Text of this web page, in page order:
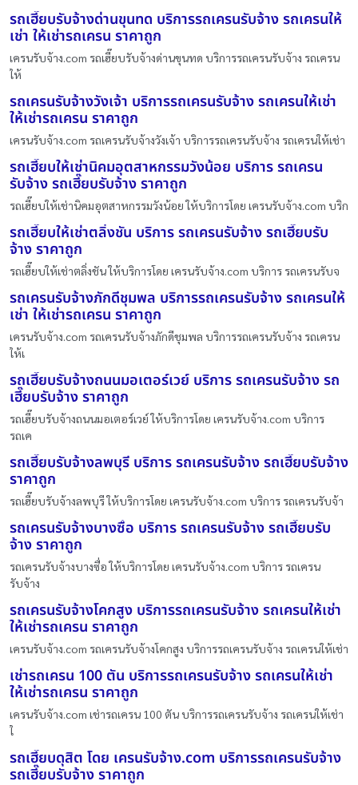
รถเฮี๊ยบรับจ้างด่านขุนทด บริการรถเครนรับจ้าง รถเครนให้
เช่า ให้เช่ารถเครน ราคาถูก
เครนรับจ้าง.com รถเฮี๊ยบรับจ้างด่านขุนทด บริการรถเครนรับจ้าง รถเครน
ให้
รถเครนรับจ้างวังเจ้า บริการรถเครนรับจ้าง รถเครนให้เช่า
ให้เช่ารถเครน ราคาถูก
เครนรับจ้าง.com รถเครนรับจ้างวังเจ้า บริการรถเครนรับจ้าง รถเครนให้เช่า
รถเฮี๊ยบให้เช่านิคมอุตสาหกรรมวังน้อย บริการ รถเครน
รับจ้าง รถเฮี๊ยบรับจ้าง ราคาถูก
รถเฮี๊ยบให้เช่านิคมอุตสาหกรรมวังน้อย ให้บริการโดย เครนรับจ้าง.com บริก
รถเฮี๊ยบให้เช่าตลิ่งชัน บริการ รถเครนรับจ้าง รถเฮี๊ยบรับ
จ้าง ราคาถูก
รถเฮี๊ยบให้เช่าตลิ่งชัน ให้บริการโดย เครนรับจ้าง.com บริการ รถเครนรับจ
รถเครนรับจ้างภักดีชุมพล บริการรถเครนรับจ้าง รถเครนให้
เช่า ให้เช่ารถเครน ราคาถูก
เครนรับจ้าง.com รถเครนรับจ้างภักดีชุมพล บริการรถเครนรับจ้าง รถเครน
ให้เ
รถเฮี๊ยบรับจ้างถนนมอเตอร์เวย์ บริการ รถเครนรับจ้าง รถ
เฮี๊ยบรับจ้าง ราคาถูก
รถเฮี๊ยบรับจ้างถนนมอเตอร์เวย์ ให้บริการโดย เครนรับจ้าง.com บริการ
รถเค
รถเฮี๊ยบรับจ้างลพบุรี บริการ รถเครนรับจ้าง รถเฮี๊ยบรับจ้าง
ราคาถูก
รถเฮี๊ยบรับจ้างลพบุรี ให้บริการโดย เครนรับจ้าง.com บริการ รถเครนรับจ้า
รถเครนรับจ้างบางซื่อ บริการ รถเครนรับจ้าง รถเฮี๊ยบรับ
จ้าง ราคาถูก
รถเครนรับจ้างบางซื่อ ให้บริการโดย เครนรับจ้าง.com บริการ รถเครน
รับจ้าง
รถเครนรับจ้างโคกสูง บริการรถเครนรับจ้าง รถเครนให้เช่า
ให้เช่ารถเครน ราคาถูก
เครนรับจ้าง.com รถเครนรับจ้างโคกสูง บริการรถเครนรับจ้าง รถเครนให้เช่า
เช่ารถเครน 100 ตัน บริการรถเครนรับจ้าง รถเครนให้เช่า
ให้เช่ารถเครน ราคาถูก
เครนรับจ้าง.com เช่ารถเครน 100 ตัน บริการรถเครนรับจ้าง รถเครนให้เช่า
ใ
รถเฮี๊ยบดุสิต โดย เครนรับจ้าง.com บริการรถเครนรับจ้าง
รถเฮี๊ยบรับจ้าง ราคาถูก